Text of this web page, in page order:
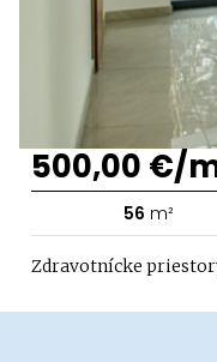
500,00 €/
56 m²
Zdravotnícke